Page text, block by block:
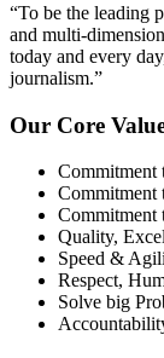
“To be the leading
and multi-
today and every
journalism.”
Our Core
Commitment
Commitment
Commitment
Quality,
Speed &
Respect,
Solve big